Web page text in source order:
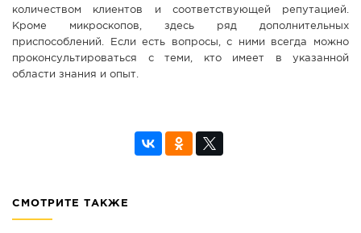
количеством клиентов и соответствующей репутацией.
Кроме микроскопов, здесь ряд дополнительных
приспособлений. Если есть вопросы, с ними всегда можно
проконсультироваться с теми, кто имеет в указанной
области знания и опыт.
СМОТРИТЕ ТАКЖЕ